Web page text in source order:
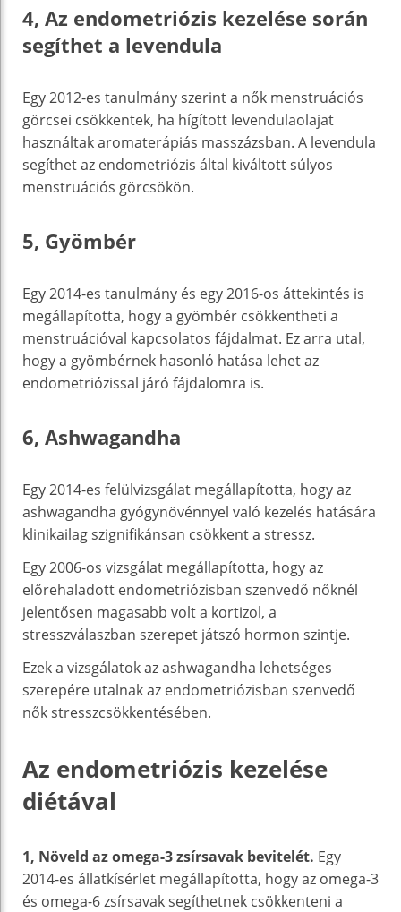
4, Az endometriózis kezelése során
segíthet a levendula
Egy 2012-es tanulmány szerint a nők menstruációs
görcsei csökkentek, ha hígított levendulaolajat
használtak aromaterápiás masszázsban. A levendula
segíthet az endometriózis által kiváltott súlyos
menstruációs görcsökön.
5, Gyömbér
Egy 2014-es tanulmány és egy 2016-os áttekintés is
megállapította, hogy a gyömbér csökkentheti a
menstruációval kapcsolatos fájdalmat. Ez arra utal,
hogy a gyömbérnek hasonló hatása lehet az
endometriózissal járó fájdalomra is.
6, Ashwagandha
Egy 2014-es felülvizsgálat megállapította, hogy az
ashwagandha gyógynövénnyel való kezelés hatására
klinikailag szignifikánsan csökkent a stressz.
Egy 2006-os vizsgálat megállapította, hogy az
előrehaladott endometriózisban szenvedő nőknél
jelentősen magasabb volt a kortizol, a
stresszválaszban szerepet játszó hormon szintje.
Ezek a vizsgálatok az ashwagandha lehetséges
szerepére utalnak az endometriózisban szenvedő
nők stresszcsökkentésében.
Az endometriózis kezelése
diétával
1, Növeld az omega-3 zsírsavak bevitelét. Egy
2014-es állatkísérlet megállapította, hogy az omega-3
és omega-6 zsírsavak segíthetnek csökkenteni a